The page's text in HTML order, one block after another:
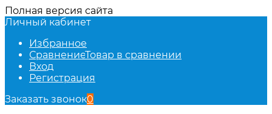
Полная версия сайта
Личный кабинет
Избранное
СравнениеТовар в сравнении
Вход
Регистрация
Заказать звонок0